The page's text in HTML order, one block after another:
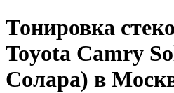
Тонировка
Toyota Camry
Солара) в